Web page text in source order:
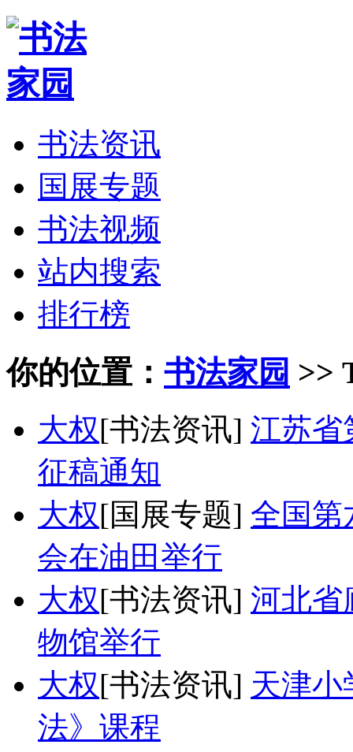
书法资讯
国展专题
书法视频
站内搜索
排行榜
你的位置： 书法家园 >>
大权[书法资讯] 江苏省
征稿通知
大权[国展专题] 全国第
会在油田举行
大权[书法资讯] 河北省
物馆举行
大权[书法资讯] 天津小
法》课程